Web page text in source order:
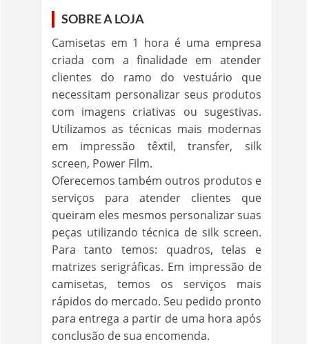
SOBRE A LOJA
Camisetas em 1 hora é uma empresa
criada com a finalidade em atender
clientes do ramo do vestuário que
necessitam personalizar seus produtos
com imagens criativas ou sugestivas.
Utilizamos as técnicas mais modernas
em impressão têxtil, transfer, silk
screen, Power Film.
Oferecemos também outros produtos e
serviços para atender clientes que
queiram eles mesmos personalizar suas
peças utilizando técnica de silk screen.
Para tanto temos: quadros, telas e
matrizes serigráficas. Em impressão de
camisetas, temos os serviços mais
rápidos do mercado. Seu pedido pronto
para entrega a partir de uma hora após
conclusão de sua encomenda.